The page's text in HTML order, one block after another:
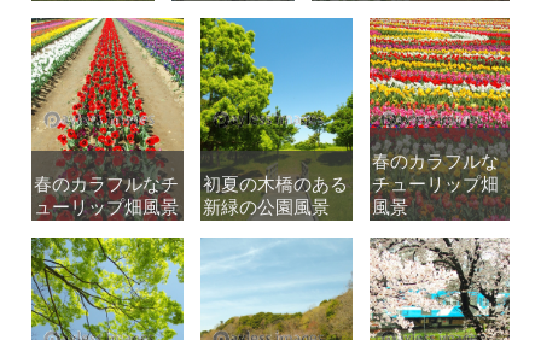
春のカラフルなチ
ューリップ畑風景
春のカラフルなチ
ューリップ畑風景
初夏の木橋のある
新緑の公園風景
初夏の木橋のある
新緑の公園風景
春のカラフルな
チューリップ畑
風景
春のカラフルな
チューリップ畑
風景